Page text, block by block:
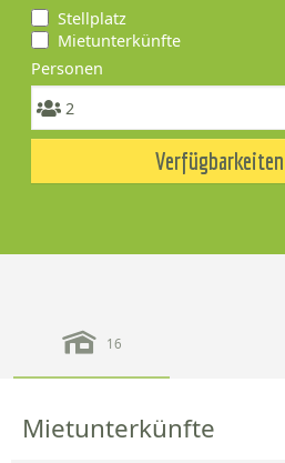
Stellplatz
Mietunterkünfte
Personen
16
Mietunterkünfte